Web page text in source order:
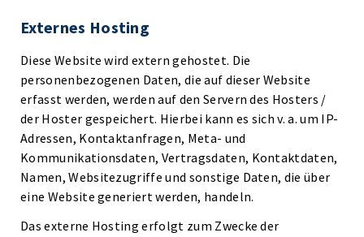
Externes Hosting
Diese Website wird extern gehostet. Die
personenbezogenen Daten, die auf dieser Website
erfasst werden, werden auf den Servern des Hosters /
der Hoster gespeichert. Hierbei kann es sich v. a. um IP-
Adressen, Kontaktanfragen, Meta- und
Kommunikationsdaten, Vertragsdaten, Kontaktdaten,
Namen, Websitezugriffe und sonstige Daten, die über
eine Website generiert werden, handeln.
Das externe Hosting erfolgt zum Zwecke der